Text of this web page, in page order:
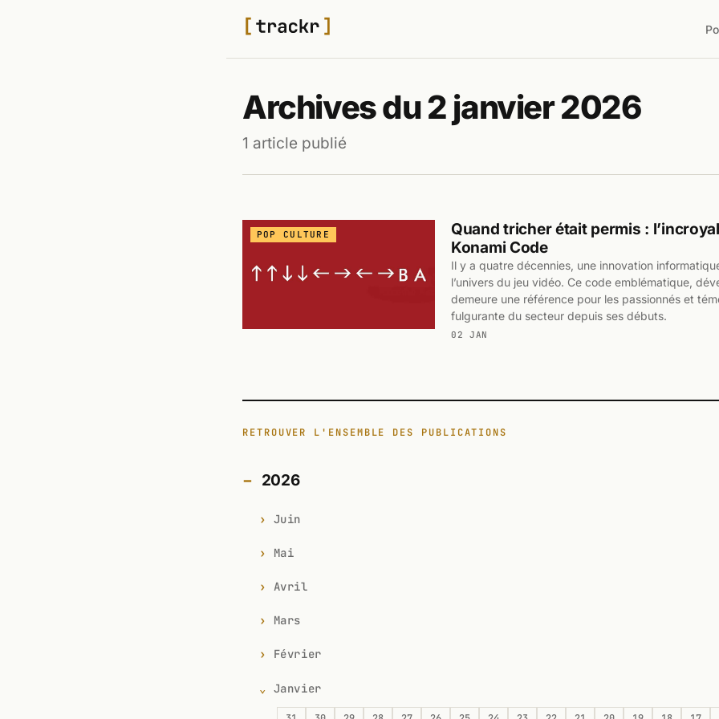
Archives du 2 janvier 2026
1 article publié
POP CULTURE
Quand tricher était permis :
Konami Code
Il y a quatre décennies, une innovation
l’univers du jeu vidéo. Ce code emblématique,
demeure une référence pour les passionnés et
fulgurante du secteur depuis ses débuts.
02 JAN
RETROUVER L'ENSEMBLE DES PUBLICATIONS
2026
Juin
Mai
Avril
Mars
Février
Janvier